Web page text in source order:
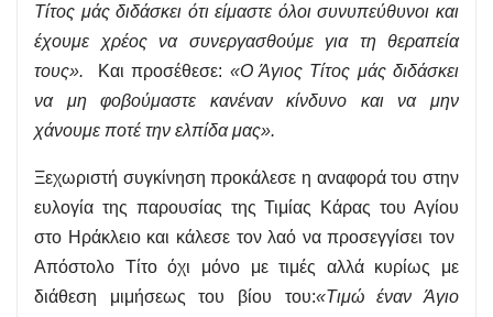
Τίτος μάς διδάσκει ότι είμαστε όλοι συνυπεύθυνοι και
έχουμε χρέος να συνεργασθούμε για τη θεραπεία
τους». Και προσέθεσε: «Ο Άγιος Τίτος μάς διδάσκει
να μη φοβούμαστε κανέναν κίνδυνο και να μην
χάνουμε ποτέ την ελπίδα μας».
Ξεχωριστή συγκίνηση προκάλεσε η αναφορά του στην
ευλογία της παρουσίας της Τιμίας Κάρας του Αγίου
στο Ηράκλειο και κάλεσε τον λαό να προσεγγίσει τον
Απόστολο Τίτο όχι μόνο με τιμές αλλά κυρίως με
διάθεση μιμήσεως του βίου του:«Τιμώ έναν Άγιο